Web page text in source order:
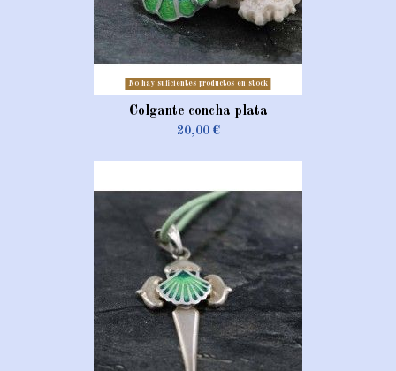
No hay suficientes productos en stock
Colgante concha plata
20,00 €